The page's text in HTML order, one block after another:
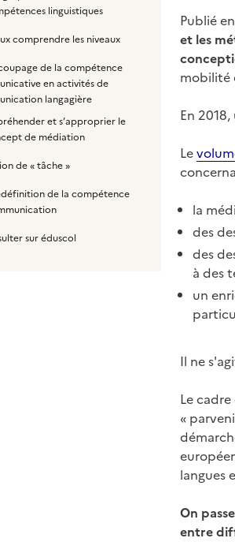
linguistiques
comprendre les niveaux
de la compétence
en activités de
langagière
et s’approprier le
de médiation
de « tâche »
de la compétence
sur éduscol
Publié
et les
mobilité
En
Le
la
des
des
à des
un
Il ne
Le
«
langues
On
entre